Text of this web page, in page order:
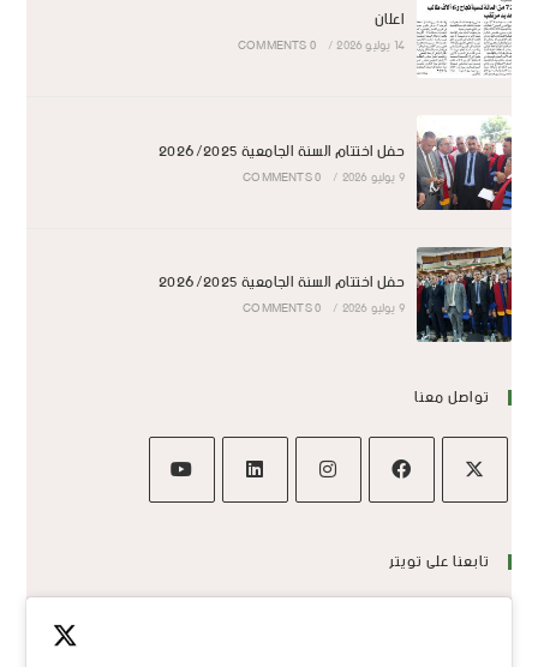
اعلان
14 يوليو 2026 /
0 COMMENTS
حفل اختتام السنة الجامعية 2026/2025
9 يوليو 2026 /
0 COMMENTS
حفل اختتام السنة الجامعية 2026/2025
9 يوليو 2026 /
0 COMMENTS
تواصل معنا
تابعنا على تويتر